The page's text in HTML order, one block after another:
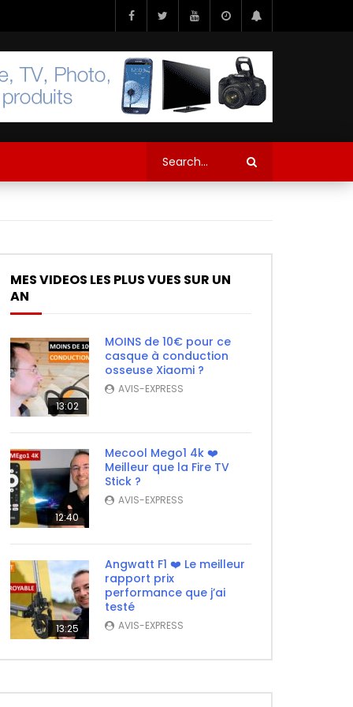
MES VIDEOS LES PLUS VUES SUR UN
AN
13:02
MOINS de 10€ pour ce
casque à conduction
osseuse Xiaomi ?
AVIS-EXPRESS
12:40
Mecool Mego1 4k ❤️
Meilleur que la Fire TV
Stick ?
AVIS-EXPRESS
13:25
Angwatt F1 ❤️ Le meilleur
rapport prix
performance que j’ai
testé
AVIS-EXPRESS